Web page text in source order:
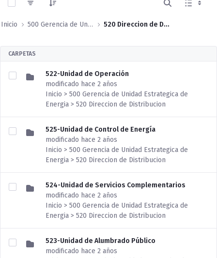
Inicio 500 Gerencia de Unidad Estrategica de Energia 520 Direccion de Distribucion
CARPETAS
522-Unidad de Operación
modificado hace 2 años
Inicio > 500 Gerencia de Unidad Estrategica de
Energia > 520 Direccion de Distribucion
525-Unidad de Control de Energía
modificado hace 2 años
Inicio > 500 Gerencia de Unidad Estrategica de
Energia > 520 Direccion de Distribucion
524-Unidad de Servicios Complementarios
modificado hace 2 años
Inicio > 500 Gerencia de Unidad Estrategica de
Energia > 520 Direccion de Distribucion
523-Unidad de Alumbrado Público
modificado hace 2 años